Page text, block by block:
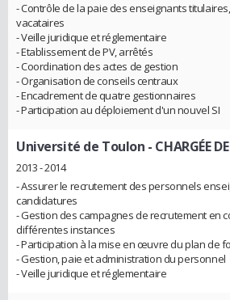
- Contrôle de la paie des enseignants
vacataires
- Veille juridique et réglementaire
- Etablissement de PV, arrêtés
- Coordination des actes de gestion
- Organisation de conseils centraux
- Encadrement de quatre gestionnaires
- Participation au déploiement d'un nouvel SI
Université de Toulon - CHARGÉE
2013 - 2014
- Assurer le recrutement des personnels
candidatures
- Gestion des campagnes de recrutement en
différentes instances
- Participation à la mise en œuvre du plan de
- Gestion, paie et administration du personnel
- Veille juridique et réglementaire